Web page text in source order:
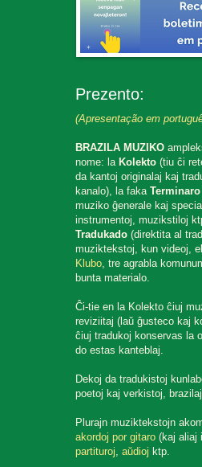
Prezento:
(Apresentação em
BRAZILA MUZIKO
nome: la Kolekto (tiu ĉi
da kantoj originalaj kaj
kanalo), la fakaTerminaro
muziko ĝenerale kaj
instrumentoj, muzikstiloj
Tradukado (direktita al
muziktekstoj, kun videoj,
Klubo, tre agrabla
bunta materialo.
Ĉi-tie en la Kolekto ĉiuj
reviziitaj (laŭ ĝusteco kaj
ĉiuj tradukoj konservas la
do estas kanteblaj.
Dekoj da tradukistoj
poetoj kaj verkistoj,
Plurajn muziktekstojn
akordoj por gitaro (kaj aliaj
partituroj,aŭdioj ktp.